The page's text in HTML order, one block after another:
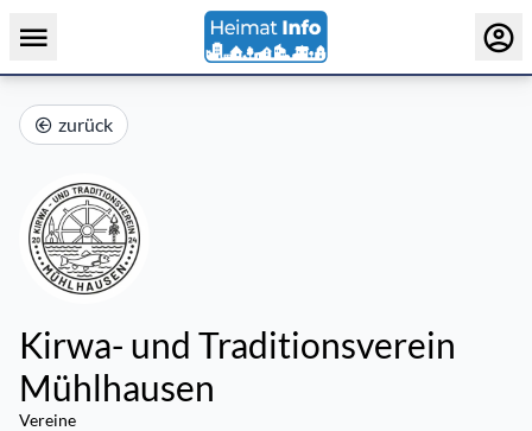
zurück
Kirwa- und Traditionsverein
Mühlhausen
Vereine